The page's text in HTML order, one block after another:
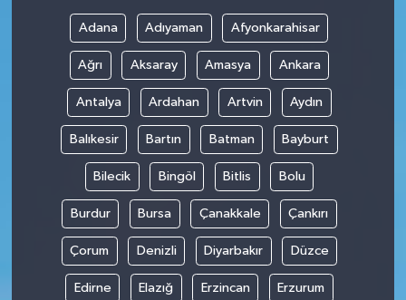
Adana Adıyaman Afyonkarahisar
Ağrı Aksaray Amasya Ankara
Antalya Ardahan Artvin Aydın
Balıkesir Bartın Batman Bayburt
Bilecik Bingöl Bitlis Bolu
Burdur Bursa Çanakkale Çankırı
Çorum Denizli Diyarbakır Düzce
Edirne Elazığ Erzincan Erzurum